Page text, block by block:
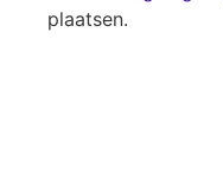
plaatsen.